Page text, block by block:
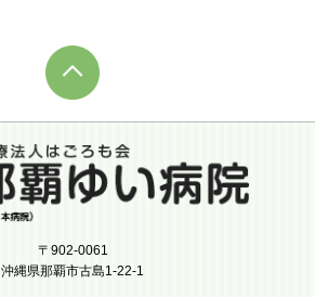
〒902-0061
沖縄県那覇市古島1-22-1